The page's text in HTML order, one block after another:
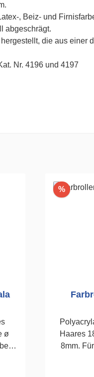
, Beiz- und
abgeschrägt.
die aus einer
Nr. 4196 und 4197
ø
%Rabatt
Haares
8mm.